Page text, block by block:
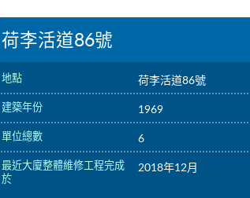
荷李活道86號
地點 荷李活道86號
建築年份 1969
單位總數 6
最近大廈整體維修工程完成
於
2018年12月